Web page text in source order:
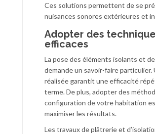
Ces solutions permettent de se
nuisances sonores extérieures et
Adopter des
efficaces
La pose des éléments isolants et
demande un savoir-faire particulier.
réalisée garantit une efficacité
terme. De plus, adopter des
configuration de votre habitation
maximiser les résultats.
Les travaux de plâtrerie et